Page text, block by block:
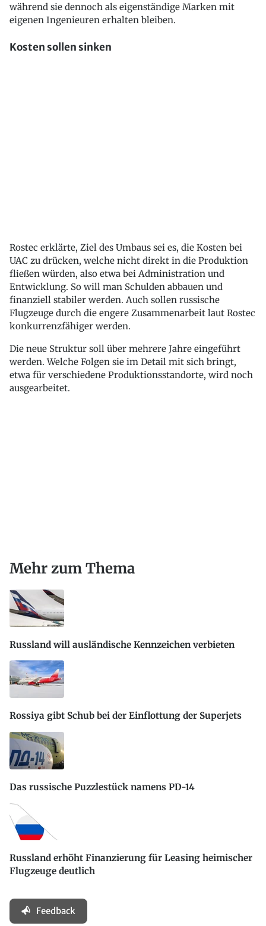
während sie dennoch als eigenständige Marken mit
eigenen Ingenieuren erhalten bleiben.
Kosten sollen sinken
Rostec erklärte, Ziel des Umbaus sei es, die Kosten bei
UAC zu drücken, welche nicht direkt in die Produktion
fließen würden, also etwa bei Administration und
Entwicklung. So will man Schulden abbauen und
finanziell stabiler werden. Auch sollen russische
Flugzeuge durch die engere Zusammenarbeit laut Rostec
konkurrenzfähiger werden.
Die neue Struktur soll über mehrere Jahre eingeführt
werden. Welche Folgen sie im Detail mit sich bringt,
etwa für verschiedene Produktionsstandorte, wird noch
ausgearbeitet.
Mehr zum Thema
Russland will ausländische Kennzeichen verbieten
Rossiya gibt Schub bei der Einflottung der Superjets
Das russische Puzzlestück namens PD-14
Russland erhöht Finanzierung für Leasing heimischer
Flugzeuge deutlich
Feedback